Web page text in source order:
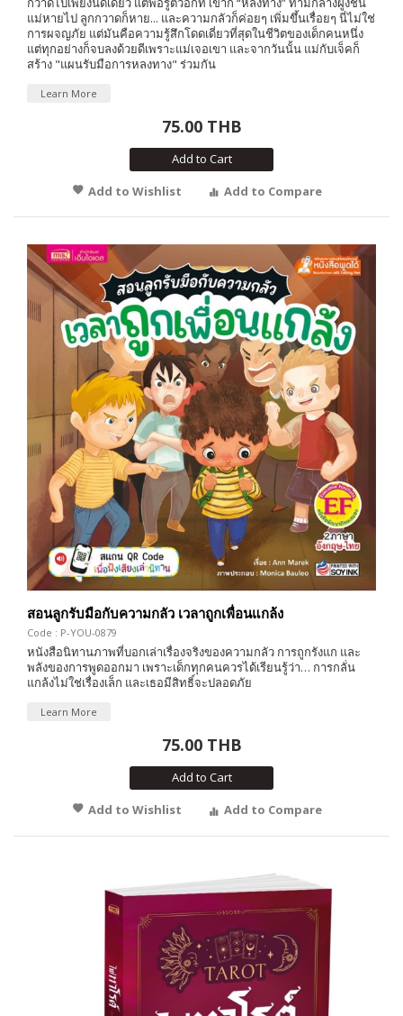
แม่หายไป ลูกกวาดก็หาย... และความกลัวก็ค่อยๆ เพิ่มขึ้นเรื่อยๆ นี่ไม่ใช่
การผจญภัย แต่มันคือความรู้สึกโดดเดี่ยวที่สุดในชีวิตของเด็กคนหนึ่ง
แต่ทุกอย่างก็จบลงด้วยดีเพราะแม่เจอเขา และจากวันนั้น แม่กับเจ็คก็
สร้าง "แผนรับมือการหลงทาง" ร่วมกัน
Learn More
75.00 THB
Add to Cart
Add to Wishlist
Add to Compare
สอนลูกรับมือกับความกลัว เวลาถูกเพื่อนแกล้ง
Code : P-YOU-0879
หนังสือนิทานภาพที่บอกเล่าเรื่องจริงของความกลัว การถูกรังแก และ
พลังของการพูดออกมา เพราะเด็กทุกคนควรได้เรียนรู้ว่า… การกลั่น
แกล้งไม่ใช่เรื่องเล็ก และเธอมีสิทธิ์จะปลอดภัย
Learn More
75.00 THB
Add to Cart
Add to Wishlist
Add to Compare